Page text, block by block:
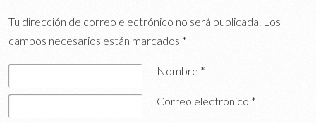
Tu dirección de correo electrónico no será publicada. Los
campos necesarios están marcados *
Nombre *
Correo electrónico *